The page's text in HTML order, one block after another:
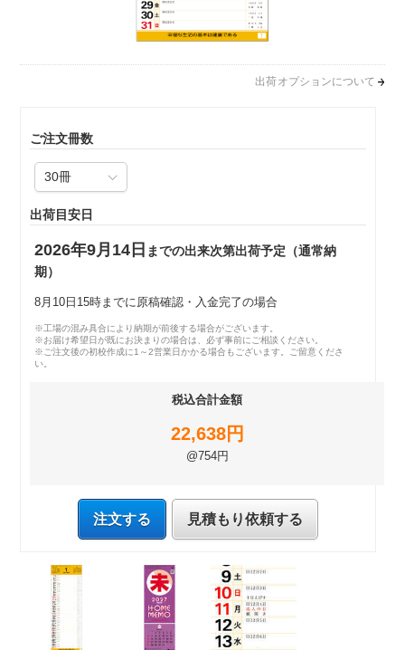
出荷オプションについて
ご注文冊数
出荷目安日
2026年9月14日 までの出来次第出荷予定（通常納
期）
8月10日15時までに原稿確認・入金完了の場合
※工場の混み具合により納期が前後する場合がございます。
※お届け希望日が既にお決まりの場合は、必ず事前にご相談ください。
※ご注文後の初校作成に1～2営業日かかる場合もございます。ご留意くださ
い。
税込合計金額
22,638円
@754円
注文する 見積もり依頼する